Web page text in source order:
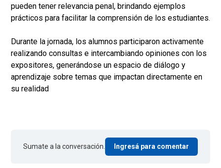
pueden tener relevancia penal, brindando ejemplos
prácticos para facilitar la comprensión de los estudiantes.
Durante la jornada, los alumnos participaron activamente
realizando consultas e intercambiando opiniones con los
expositores, generándose un espacio de diálogo y
aprendizaje sobre temas que impactan directamente en
su realidad
Sumate a la conversación. Ingresá para comentar